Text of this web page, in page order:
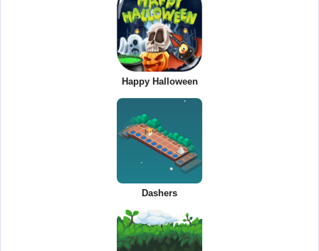
Happy Halloween
Dashers